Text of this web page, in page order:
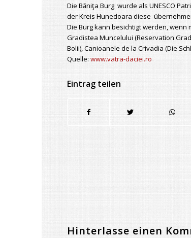
Die Băniţa Burg wurde als UNESCO
der Kreis Hunedoara diese
Die Burg kann besichtigt werden,
Gradistea Muncelului (Reservation
Bolii), Canioanele de la Crivadia (Die
Quelle: www.vatra-daciei.ro
Eintrag teilen
Hinterlasse einen